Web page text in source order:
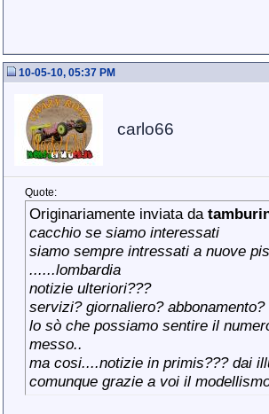
10-05-10, 05:37 PM
carlo66
Quote:
Originariamente inviata da
cacchio se siamo interessati
siamo sempre intressati a nuove
......lombardia
notizie ulteriori???
servizi? giornaliero? abbonamento?
lo sò che possiamo sentire il
messo..
ma cosi....notizie in primis??? dai
comunque grazie a voi il